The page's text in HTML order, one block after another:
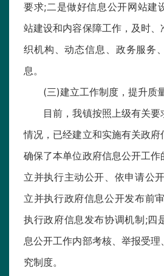
要求;二是做好信息公开网站建
站建设和内容保障工作，及时、
织机构、动态信息、政务服务
息。
(三)建立工作制度，提升质量
目前，我镇按照上级有关要
情况，已经建立和实施有关政府
确保了本单位政府信息公开工
立并执行主动公开、依申请公
立并执行政府信息公开发布前
执行政府信息发布协调机制;四
息公开工作内部考核、举报受理
究制度。